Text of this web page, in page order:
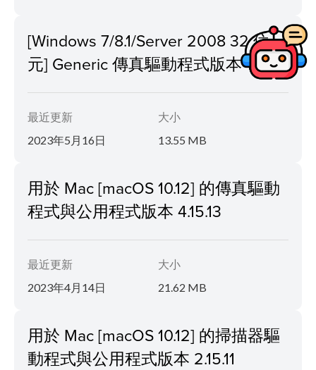
[Windows 7/8.1/Server 2008 32 位
元] Generic 傳真驅動程式版本 10.50
最近更新
2023年5月16日
大小
13.55 MB
用於 Mac [macOS 10.12] 的傳真驅動
程式與公用程式版本 4.15.13
最近更新
2023年4月14日
大小
21.62 MB
用於 Mac [macOS 10.12] 的掃描器驅
動程式與公用程式版本 2.15.11